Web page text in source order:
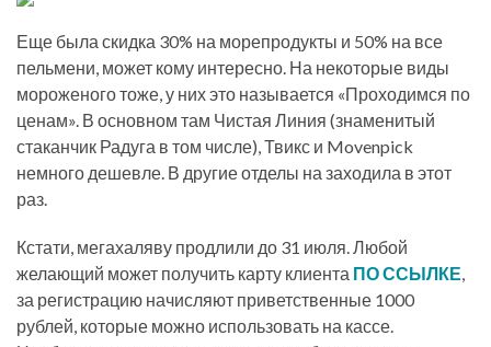
Еще была скидка 30% на морепродукты и 50% на все
пельмени, может кому интересно. На некоторые виды
мороженого тоже, у них это называется «Проходимся по
ценам». В основном там Чистая Линия (знаменитый
стаканчик Радуга в том числе), Твикс и Movenpick
немного дешевле. В другие отделы на заходила в этот
раз.
Кстати, мегахаляву продлили до 31 июля. Любой
желающий может получить карту клиента ПО ССЫЛКЕ
за регистрацию начисляют приветственные 1000
рублей, которые можно использовать на кассе.